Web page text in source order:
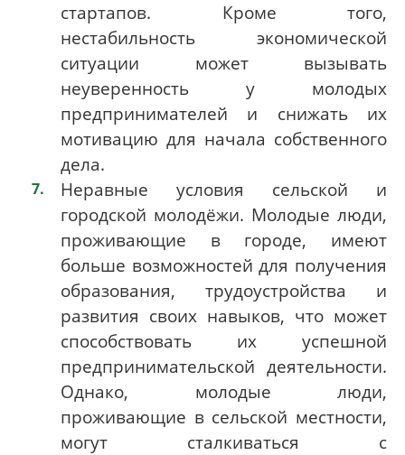
стартапов. Кроме того,
нестабильность экономической
ситуации может вызывать
неуверенность у молодых
предпринимателей и снижать их
мотивацию для начала собственного
дела.
Неравные условия сельской и
городской молодёжи. Молодые люди,
проживающие в городе, имеют
больше возможностей для получения
образования, трудоустройства и
развития своих навыков, что может
способствовать их успешной
предпринимательской деятельности.
Однако, молодые люди,
проживающие в сельской местности,
могут сталкиваться с